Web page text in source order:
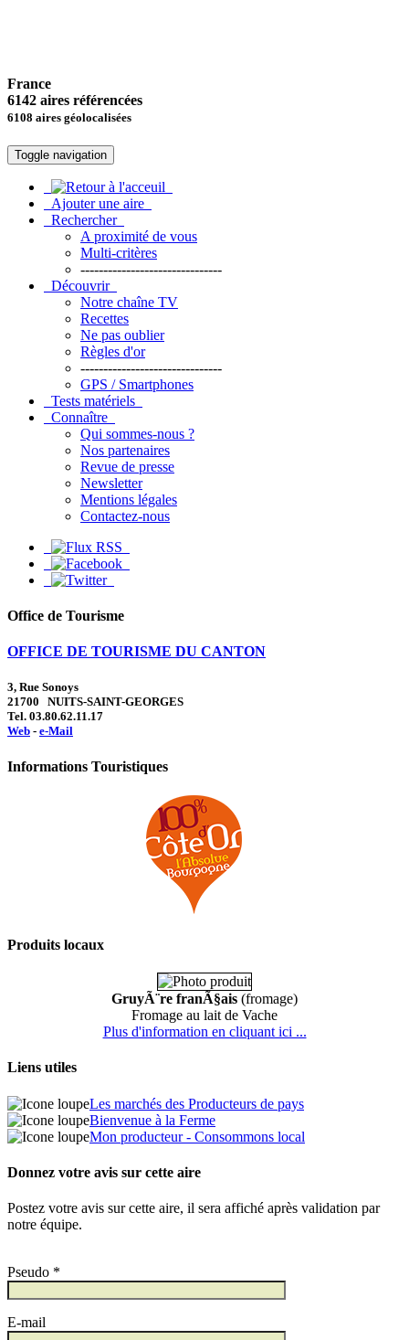
France
6142 aires référencées
6108 aires géolocalisées
Toggle navigation
Ajouter une aire
Rechercher
A proximité de vous
Multi-critères
-------------------------------
Découvrir
Notre chaîne TV
Recettes
Ne pas oublier
Règles d'or
-------------------------------
GPS / Smartphones
Tests matériels
Connaître
Qui sommes-nous ?
Nos partenaires
Revue de presse
Newsletter
Mentions légales
Contactez-nous
Office de Tourisme
OFFICE DE TOURISME DU CANTON
3, Rue Sonoys
21700 NUITS-SAINT-GEORGES
Tel. 03.80.62.11.17
Web - e-Mail
Informations Touristiques
Produits locaux
GruyÃ¨re franÃ§ais (fromage)
Fromage au lait de Vache
Plus d'information en cliquant ici ...
Liens utiles
Les marchés des Producteurs de pays
Bienvenue à la Ferme
Mon producteur - Consommons local
Donnez votre avis sur cette aire
Postez votre avis sur cette aire, il sera affiché après validation par
notre équipe.
Pseudo *
E-mail